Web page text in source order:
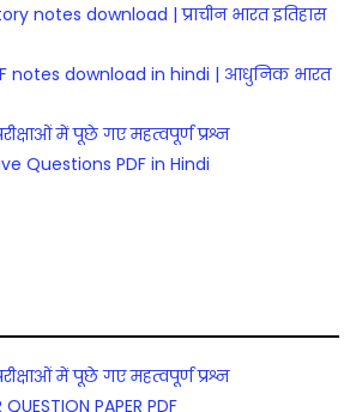
notes download | प्राचीन भारत इतिहास
notes download in hindi | आधुनिक भारत
में पूछे गए महत्वपूर्ण प्रश्न
Questions PDF in Hindi
में पूछे गए महत्वपूर्ण प्रश्न
QUESTION PAPER PDF